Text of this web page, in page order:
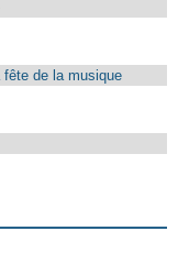
de la musique